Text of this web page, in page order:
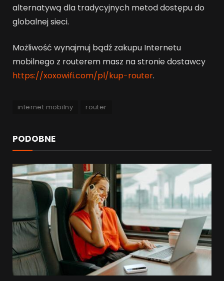
alternatywą dla tradycyjnych metod dostępu do
globalnej sieci.
Możliwość wynajmuj bądź zakupu Internetu
mobilnego z routerem masz na stronie dostawcy
https://xoxowifi.com/pl/kup-router.
internet mobilny router
PODOBNE